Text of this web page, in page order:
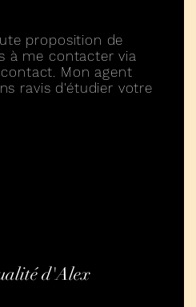
proposition de
à me contacter via
Mon agent
ravis d'étudier votre
d'Alex